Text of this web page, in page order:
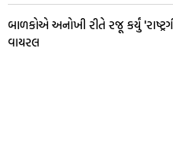
બાળકોએ અનોખી રીતે રજૂ કર્યું
વાયરલ